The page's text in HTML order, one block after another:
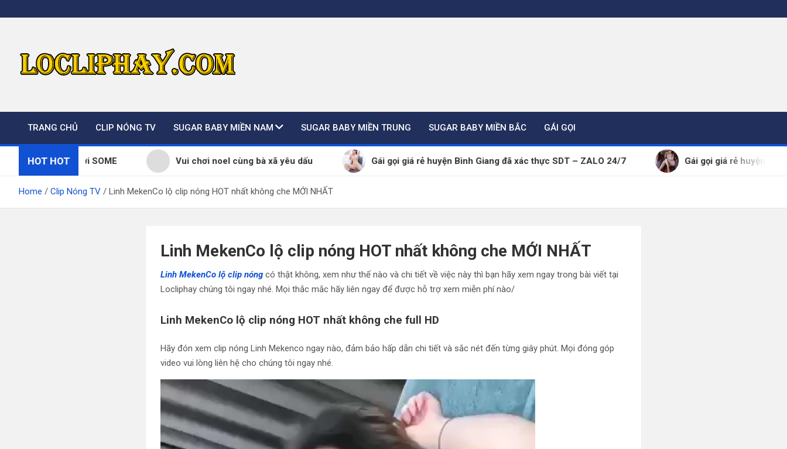
to
TRANG CHỦ CLIP NÓNG TV SUGAR BABY MIỀN NAM SUGAR BABY MIỀN TRUNG SUGAR BABY MIỀN BẮC GÁI GỌI
HOT HOT
thêm người SOME Vui chơi noel cùng bà xã yêu dấu Gái gọi giá rẻ huyện Bình Giang đã xác thực SDT – ZALO 24/7 Gái gọi giá rẻ huyện Cẩm
Home Clip Nóng TV Linh MekenCo lộ clip nóng HOT nhất không che MỚI NHẤT
Linh MekenCo lộ clip nóng HOT nhất không che MỚI NHẤT
Linh MekenCo lộ clip nóng có thật không, xem như thế nào và chi tiết về việc này thì bạn hãy xem ngay trong bài viết tại
Locliphay chúng tôi ngay nhé. Mọi thắc mắc hãy liên ngay để được hỗ trợ xem miễn phí nào/
Linh MekenCo lộ clip nóng HOT nhất không che full HD
Hãy đón xem clip nóng Linh Mekenco ngay nào, đảm bảo hấp dẫn chi tiết và sắc nét đến từng giây phút. Mọi đóng góp
video vui lòng liên hệ cho chúng tôi ngay nhé.
Trình
chơi
Video